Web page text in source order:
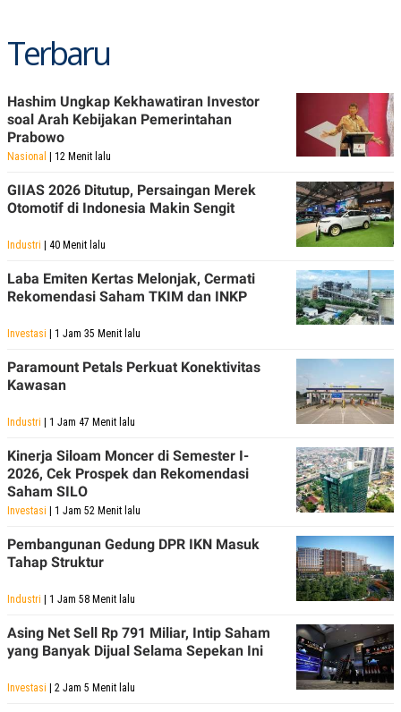
Terbaru
Hashim Ungkap Kekhawatiran Investor
soal Arah Kebijakan Pemerintahan
Prabowo
Nasional | 12 Menit lalu
GIIAS 2026 Ditutup, Persaingan Merek
Otomotif di Indonesia Makin Sengit
Industri | 40 Menit lalu
Laba Emiten Kertas Melonjak, Cermati
Rekomendasi Saham TKIM dan INKP
Investasi | 1 Jam 35 Menit lalu
Paramount Petals Perkuat Konektivitas
Kawasan
Industri | 1 Jam 47 Menit lalu
Kinerja Siloam Moncer di Semester I-
2026, Cek Prospek dan Rekomendasi
Saham SILO
Investasi | 1 Jam 52 Menit lalu
Pembangunan Gedung DPR IKN Masuk
Tahap Struktur
Industri | 1 Jam 58 Menit lalu
Asing Net Sell Rp 791 Miliar, Intip Saham
yang Banyak Dijual Selama Sepekan Ini
Investasi | 2 Jam 5 Menit lalu